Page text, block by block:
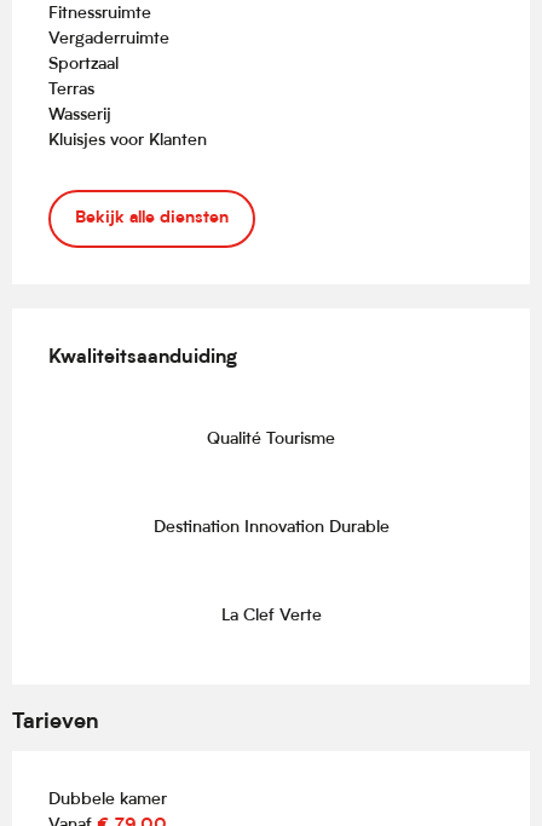
Fitnessruimte
Vergaderruimte
Sportzaal
Terras
Wasserij
Kluisjes voor Klanten
Bekijk alle diensten
Kwaliteitsaanduiding
Kwaliteitsaanduiding
Qualité Tourisme
Destination Innovation Durable
La Clef Verte
Tarieven
Dubbele kamer